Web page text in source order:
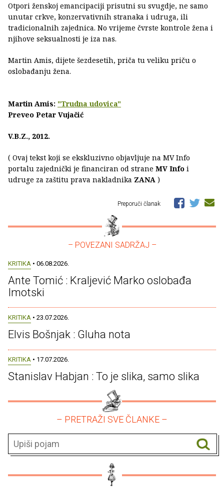
Otpori ženskoj emancipaciji prisutni su svugdje, ne samo
unutar crkve, konzervativnih stranaka i udruga, ili
tradicionalnih zajednica. No vrijeme čvrste kontrole žena i
njihove seksualnosti je iza nas.
Martin Amis, dijete šezdesetih, priča tu veliku priču o
oslobađanju žena.
Martin Amis: "Trudna udovica"
Preveo Petar Vujačić
V.B.Z., 2012.
( Ovaj tekst koji se ekskluzivno objavljuje na MV Info
portalu zajednički je financiran od strane MV Info i
udruge za zaštitu prava nakladnika ZANA )
Preporuči članak
– POVEZANI SADRŽAJ –
KRITIKA • 06.08.2026.
Ante Tomić : Kraljević Marko oslobađa
Imotski
KRITIKA • 23.07.2026.
Elvis Bošnjak : Gluha nota
KRITIKA • 17.07.2026.
Stanislav Habjan : To je slika, samo slika
– PRETRAŽI SVE ČLANKE –